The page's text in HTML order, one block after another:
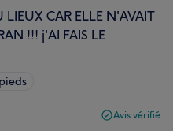
LIEUX CAR ELLE N'AVAIT
!!! j'AI FAIS LE
Avis vérifié